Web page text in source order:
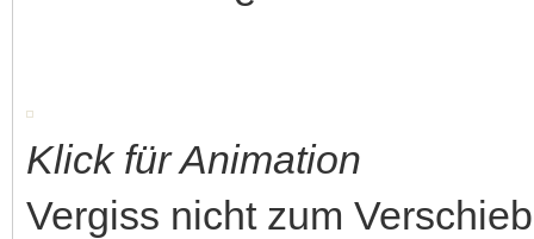
Klick für Animation
Vergiss nicht zum